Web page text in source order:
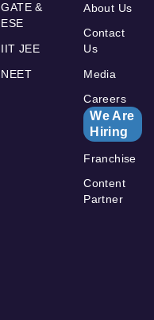
GATE &
ESE
IIT JEE
NEET
About Us
Contact
Us
Media
Careers
We Are
Hiring
Franchise
Content
Partner